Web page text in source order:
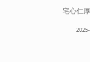
宅心仁